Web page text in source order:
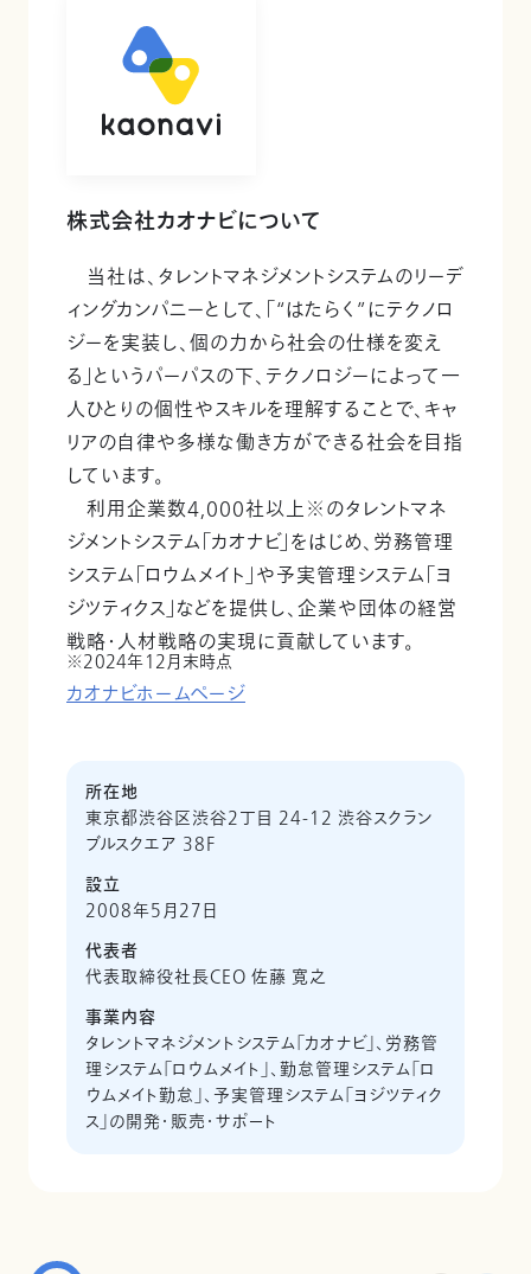
株式会社カオナビについて
当社は、タレントマネジメントシステムのリーデ
ィングカンパニーとして、「“はたらく”にテクノロ
ジーを実装し、個の力から社会の仕様を変え
る」というパーパスの下、テクノロジーによって一
人ひとりの個性やスキルを理解することで、キャ
リアの自律や多様な働き方ができる社会を目指
しています。
利用企業数4,000社以上※のタレントマネ
ジメントシステム「カオナビ」をはじめ、労務管理
システム「ロウムメイト」や予実管理システム「ヨ
ジツティクス」などを提供し、企業や団体の経営
戦略・人材戦略の実現に貢献しています。
2024年12月末時点
カオナビホームページ
所在地
東京都渋谷区渋谷2丁目 24-12 渋谷スクラン
ブルスクエア 38F
設立
2008年5月27日
代表者
代表取締役社長CEO 佐藤 寛之
事業内容
タレントマネジメントシステム「カオナビ」、労務管
理システム「ロウムメイト」、勤怠管理システム「ロ
ウムメイト勤怠」、予実管理システム「ヨジツティク
ス」の開発・販売・サポート